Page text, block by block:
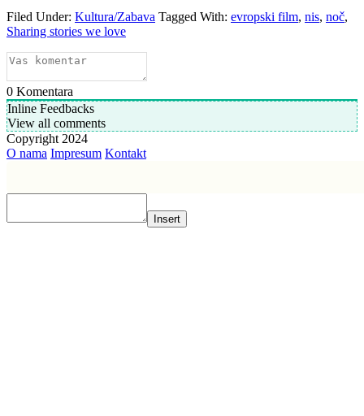
Filed Under: Kultura/Zabava Tagged With: evropski film, nis, noč,
Sharing stories we love
0 Komentara
Inline Feedbacks
View all comments
Copyright 2024
O nama Impresum Kontakt
Insert